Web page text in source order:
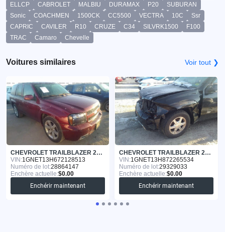
ELLCP
CABROLET MALBIU DURAMAX P20
SUBURAN
Sonic
COACHMEN 1500CK CC5500 VECTRA 10C
Ssr
CAPRIC
CAVILER R10 CRUZE C34 SILVRK1500
F100
TRAC
Camaro Chevelle
Voitures similaires Voir tout ❯
CHEVROLET TRAILBLAZER 2007
VIN:1GNET13H672128513
Numéro de lot:28864147
Enchère actuelle:$0.00
Enchérir maintenant
CHEVROLET TRAILBLAZER 2007
VIN:1GNET13H872265534
Numéro de lot:29329033
Enchère actuelle:$0.00
Enchérir maintenant